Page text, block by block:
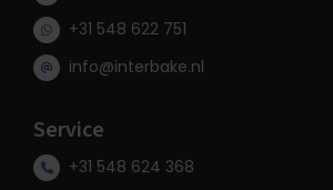
+31 548 622 751
info@interbake.nl
Service
+31 548 624 368